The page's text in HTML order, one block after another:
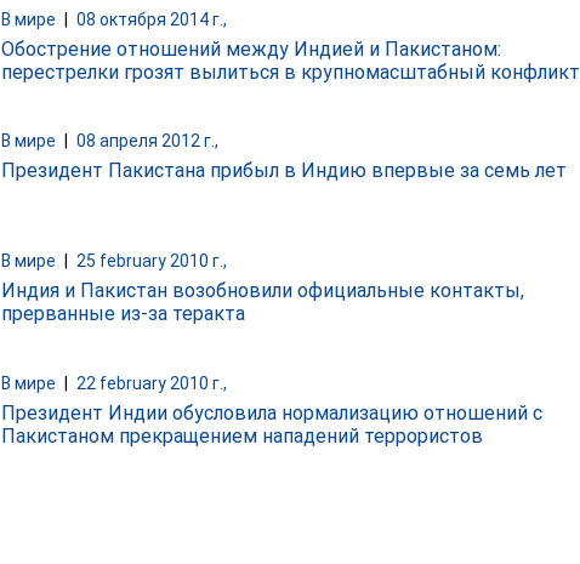
В мире 08 октября 2014 г.,
Обострение отношений между Индией и Пакистаном:
перестрелки грозят вылиться в крупномасштабный конфликт
В мире 08 апреля 2012 г.,
Президент Пакистана прибыл в Индию впервые за семь лет
В мире 25 february 2010 г.,
Индия и Пакистан возобновили официальные контакты,
прерванные из-за теракта
В мире | 22 february 2010 г.,
Президент Индии обусловила нормализацию отношений с
Пакистаном прекращением нападений террористов